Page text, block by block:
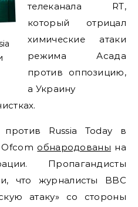
телеканала RT,
который отрицал
химические атаки
режима Асада
против оппозицию,
а Украину
против Russia Today в
обнародованы на
Пропагандисты
что журналисты BBC
атаку» со стороны